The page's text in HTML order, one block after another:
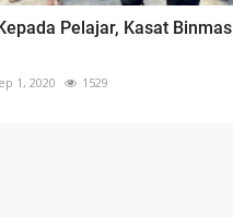
Pelajar, Kasat Binmas
1, 2020 1529